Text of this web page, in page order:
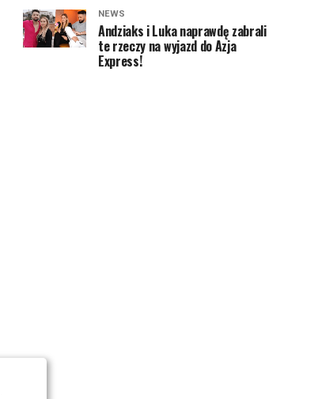
NEWS
Andziaks i Luka naprawdę zabrali
te rzeczy na wyjazd do Azja
Express!